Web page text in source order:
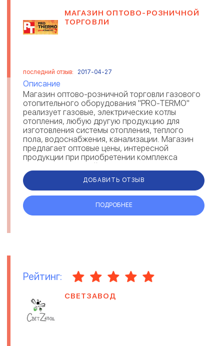
МАГАЗИН ОПТОВО-РОЗНИЧНОЙ
ТОРГОВЛИ
последний отзыв: 2017-04-27
Описание
Магазин оптово-розничной торговли газового
отопительного оборудования "PRO-TERMO"
реализует газовые, электрические котлы
отопления, любую другую продукцию для
изготовления системы отопления, теплого
пола, водоснабжения, канализации. Магазин
предлагает оптовые цены, интересной
продукции при приобретении комплекса
товаров или полной комплектации различными
мате...
ДОБАВИТЬ ОТЗЫВ
ПОДРОБНЕЕ
Рейтинг:
СВЕТЗАВОД